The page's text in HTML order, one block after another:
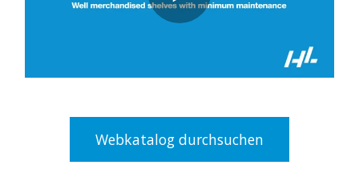
Webkatalog durchsuchen